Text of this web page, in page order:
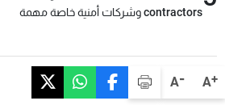
A+
A-
contractors وشركات أمنية خاصة مهمة